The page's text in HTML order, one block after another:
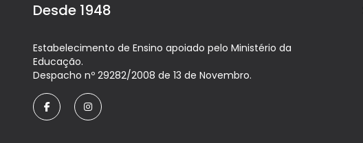
Desde 1948
Estabelecimento de Ensino apoiado pelo Ministério da
Educação.
Despacho nº 29282/2008 de 13 de Novembro.
facebookinstagram